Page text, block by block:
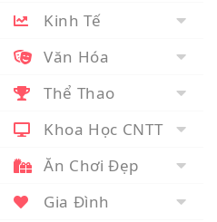
Kinh Tế
Văn Hóa
Thể Thao
Khoa Học CNTT
Ăn Chơi Đẹp
Gia Đình